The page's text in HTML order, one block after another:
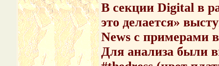
В секции Digital в
это делается»
Newsс примерами
Для анализа были